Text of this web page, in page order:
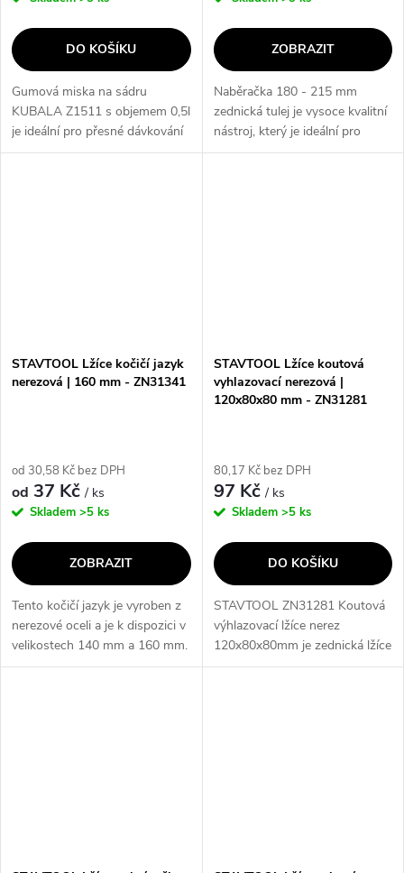
DO KOŠÍKU
Gumová miska na sádru
KUBALA Z1511 s objemem 0,5l
je ideální pro přesné dávkování
sádru při práci s ním. Díky
ZOBRAZIT
Naběračka 180 - 215 mm
zednická tulej je vysoce kvalitní
nástroj, který je ideální pro
zednické práce. Díky svým
STAVTOOL Lžíce kočičí jazyk
nerezová | 160 mm - ZN31341
od 30,58 Kč bez DPH
od 37 Kč/ ks
Skladem >5 ks
ZOBRAZIT
Tento kočičí jazyk je vyroben z
nerezové oceli a je k dispozici v
velikostech 140 mm a 160 mm.
Jeho hlavní vlastností je
STAVTOOL Lžíce koutová
vyhlazovací nerezová |
120x80x80 mm - ZN31281
80,17 Kč bez DPH
97 Kč/ ks
Skladem >5 ks
DO KOŠÍKU
STAVTOOL ZN31281 Koutová
výhlazovací lžíce nerez
120x80x80mm je zednická lžíce
s dřevěnou rukojetí, která je